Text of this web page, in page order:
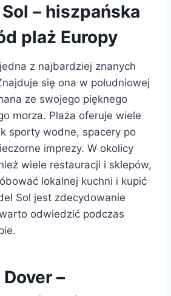
– hiszpańska
plaż Europy
z najbardziej znanych
się ona w południowej
ze swojego pięknego
morza. Plaża oferuje wiele
sporty wodne, spacery po
imprezy. W okolicy
wiele restauracji i sklepów,
lokalnej kuchni i kupić
Sol jest zdecydowanie
odwiedzić podczas
–